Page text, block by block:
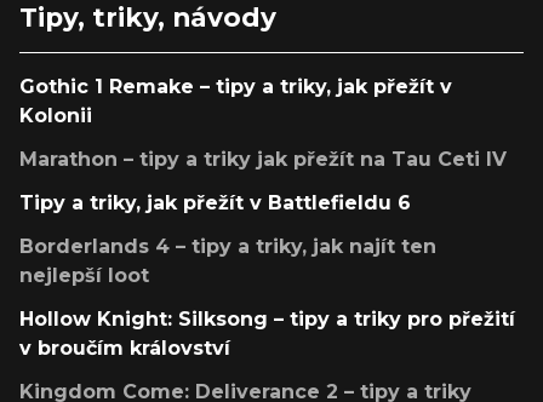
Tipy, triky, návody
Gothic 1 Remake – tipy a triky, jak přežít v
Kolonii
Marathon – tipy a triky jak přežít na Tau Ceti IV
Tipy a triky, jak přežít v Battlefieldu 6
Borderlands 4 – tipy a triky, jak najít ten
nejlepší loot
Hollow Knight: Silksong – tipy a triky pro přežití
v broučím království
Kingdom Come: Deliverance 2 – tipy a triky